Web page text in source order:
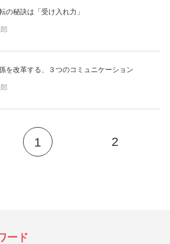
の秘訣は「受け入れ力」
を改革する、３つのコミュニケーション
1 2
ード